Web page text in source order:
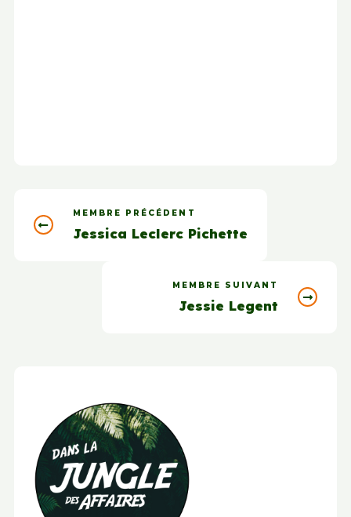
MEMBRE PRÉCÉDENT
Jessica Leclerc Pichette
MEMBRE SUIVANT
Jessie Legent